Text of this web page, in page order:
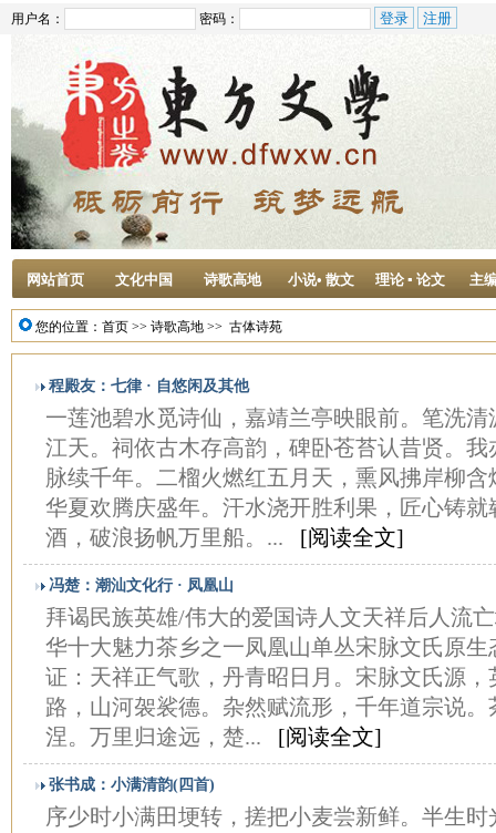
用户名： 密码：
网站首页 文化中国 诗歌高地 小说• 散文 理论 ▪ 论文 主
您的位置： 首页 >> 诗歌高地 >> 古体诗苑
程殿友：七律 · 自悠闲及其他
一莲池碧水觅诗仙，嘉靖兰亭映眼前。笔洗
江天。祠依古木存高韵，碑卧苍苔认昔贤。
脉续千年。二榴火燃红五月天，熏风拂岸柳
华夏欢腾庆盛年。汗水浇开胜利果，匠心铸
酒，破浪扬帆万里船。... [阅读全文]
冯楚：潮汕文化行 · 凤凰山
拜谒民族英雄/伟大的爱国诗人文天祥后人流
华十大魅力茶乡之一凤凰山单丛宋脉文氏原
证：天祥正气歌，丹青昭日月。宋脉文氏源
路，山河袈裟德。杂然赋流形，千年道宗说
涅。万里归途远，楚... [阅读全文]
张书成：小满清韵(四首)
序少时小满田埂转，搓把小麦尝新鲜。半生